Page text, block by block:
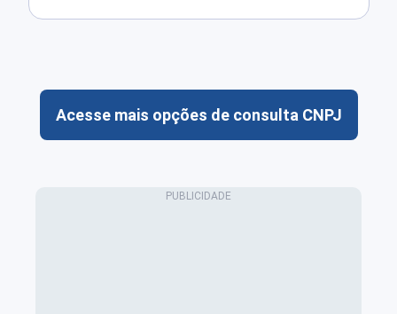
Acesse mais opções de consulta CNPJ